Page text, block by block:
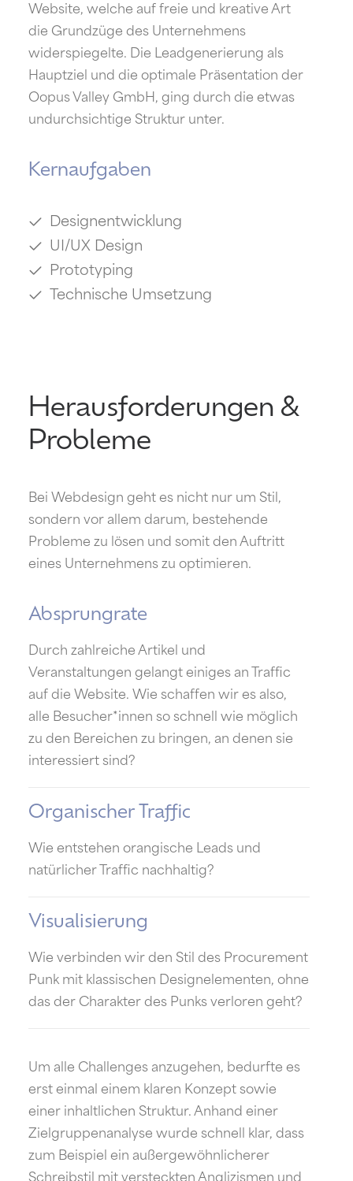
Website, welche auf freie und kreative Art
die Grundzüge des Unternehmens
widerspiegelte. Die Leadgenerierung als
Hauptziel und die optimale Präsentation der
Oopus Valley GmbH, ging durch die etwas
undurchsichtige Struktur unter.
Kernaufgaben
Designentwicklung
UI/UX Design
Prototyping
Technische Umsetzung
Herausforderungen &
Probleme
Bei Webdesign geht es nicht nur um Stil,
sondern vor allem darum, bestehende
Probleme zu lösen und somit den Auftritt
eines Unternehmens zu optimieren.
Absprungrate
Durch zahlreiche Artikel und
Veranstaltungen gelangt einiges an Traffic
auf die Website. Wie schaffen wir es also,
alle Besucher*innen so schnell wie möglich
zu den Bereichen zu bringen, an denen sie
interessiert sind?
Organischer Traffic
Wie entstehen orangische Leads und
natürlicher Traffic nachhaltig?
Visualisierung
Wie verbinden wir den Stil des Procurement
Punk mit klassischen Designelementen, ohne
das der Charakter des Punks verloren geht?
Um alle Challenges anzugehen, bedurfte es
erst einmal einem klaren Konzept sowie
einer inhaltlichen Struktur. Anhand einer
Zielgruppenanalyse wurde schnell klar, dass
zum Beispiel ein außergewöhnlicherer